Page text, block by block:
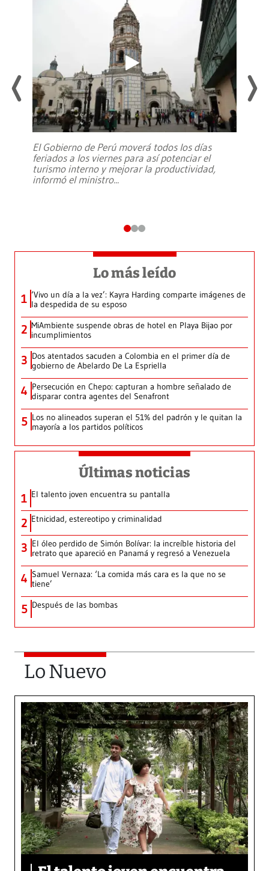
El Gobierno de Perú moverá todos los días
feriados a los viernes para así potenciar el
turismo interno y mejorar la productividad,
informó el ministro...
Lo más leído
1 ‘Vivo un día a la vez’: Kayra Harding comparte imágenes de
la despedida de su esposo
2 MiAmbiente suspende obras de hotel en Playa Bijao por
incumplimientos
3 Dos atentados sacuden a Colombia en el primer día de
gobierno de Abelardo De La Espriella
4 Persecución en Chepo: capturan a hombre señalado de
disparar contra agentes del Senafront
5 Los no alineados superan el 51% del padrón y le quitan la
mayoría a los partidos políticos
Últimas noticias
1 El talento joven encuentra su pantalla​
2 Etnicidad, estereotipo y criminalidad
3 El óleo perdido de Simón Bolívar: la increíble historia del
retrato que apareció en Panamá y regresó a Venezuela
4 Samuel Vernaza: ‘La comida más cara es la que no se
tiene’
5 Después de las bombas
Lo Nuevo